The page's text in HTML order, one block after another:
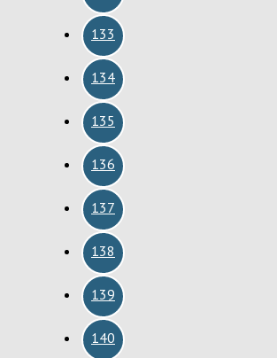
133
134
135
136
137
138
139
140